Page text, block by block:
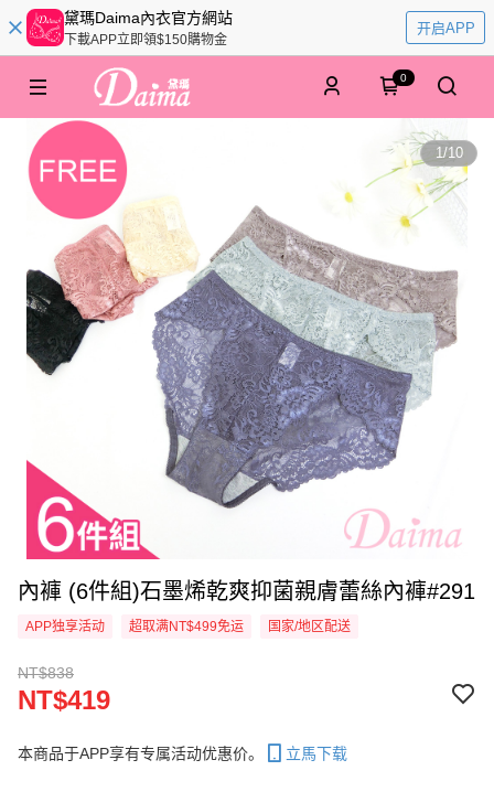
黛瑪Daima內衣官方網站
下載APP立即領$150購物金
开启APP
0
1/10
內褲 (6件組)石墨烯乾爽抑菌親膚蕾絲內褲#291
APP独享活动 超取满NT$499免运 国家/地区配送
NT$838
NT$419
本商品于APP享有专属活动优惠价。 立馬下载